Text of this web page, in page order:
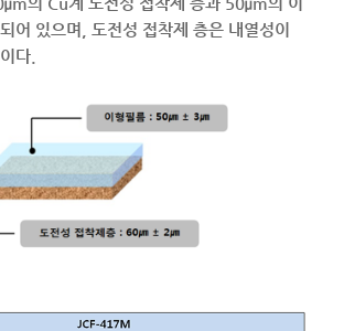
어 있으며, 도전성 접착제 층은 내열성이
다.